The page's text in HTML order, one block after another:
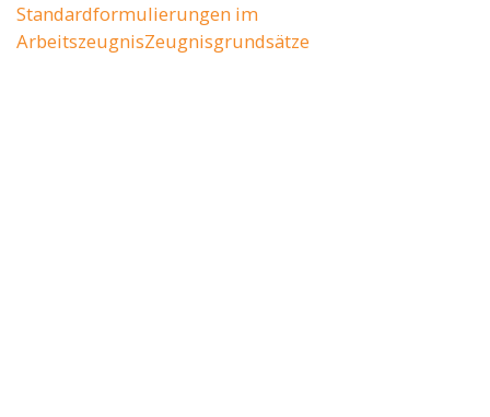
Standardformulierungen im
ArbeitszeugnisZeugnisgrundsätze